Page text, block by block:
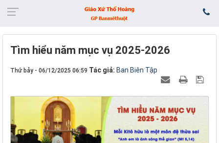
Tìm hiểu năm mục vụ 2025-2026
Thứ bảy - 06/12/2025 06:59 Tác giả: Ban Biên Tập